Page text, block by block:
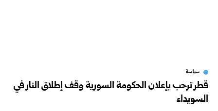
سياسة
قطر ترحب بإعلان الحكومة السورية وقف إطلاق النار في
السويداء